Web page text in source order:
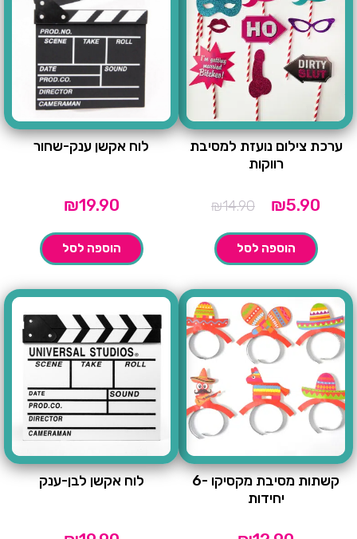
ערכת צילום נועזת למסיבת
רווקות
₪14.90
המחיר
היה:
₪5.90
הוספה לסל
לוח אקשן ענק-שחור
₪19.90
הוספה לסל
קשתות מסיבת מקסיקו -6
יחידות
לוח אקשן לבן-ענק